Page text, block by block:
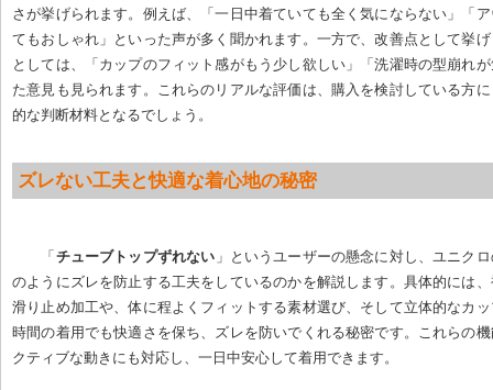
さが挙げられます。例えば、「一日中着ていても全く気にならない」「
てもおしゃれ」といった声が多く聞かれます。一方で、改善点として挙
としては、「カップのフィット感がもう少し欲しい」「洗濯時の型崩れ
た意見も見られます。これらのリアルな評価は、購入を検討している方
的な判断材料となるでしょう。
ズレない工夫と快適な着心地の秘密
「 チューブトップずれない 」というユーザーの懸念に対し、ユニク
のようにズレを防止する工夫をしているのかを解説します。具体的には
滑り止め加工や、体に程よくフィットする素材選び、そして立体的なカ
時間の着用でも快適さを保ち、ズレを防いでくれる秘密です。これらの
クティブな動きにも対応し、一日中安心して着用できます。